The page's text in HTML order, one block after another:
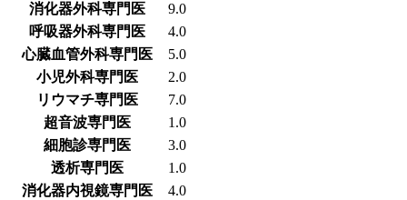
消化器外科専門医
9.0
呼吸器外科専門医
4.0
心臓血管外科専門医
5.0
小児外科専門医
2.0
リウマチ専門医
7.0
超音波専門医
1.0
細胞診専門医
3.0
透析専門医
1.0
消化器内視鏡専門医
4.0